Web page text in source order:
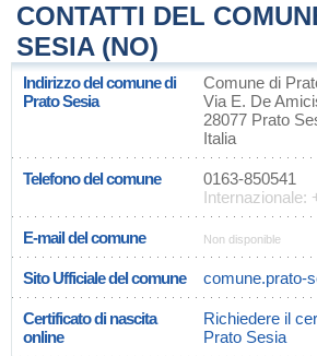
CONTATTI DEL
SESIA (NO)
Indirizzo del comune di
Prato Sesia
Comune di
Via E. De
28077 Prato
Italia
Telefono del comune
0163-850541
Internazionale:
E-mail del comune Non disponible
Sito Ufficiale del comune comune.prato-
Certificato di nascita
online
Richiedere il
Prato Sesia